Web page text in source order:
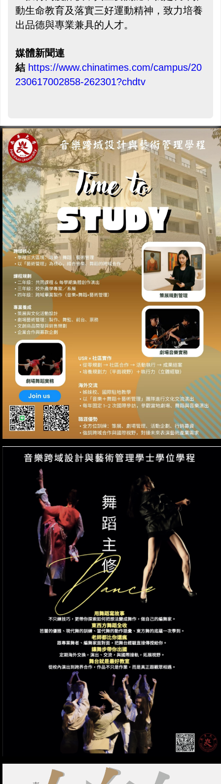
動生命教育及落實三好運動精神，致力培養
出品德與專業兼具的人才。
媒體新聞連
結 https://www.chinatimes.com/campus/20
230617002858-262301?chdtv